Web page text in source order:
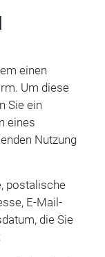
einen
Um diese
Sie ein
eines
Nutzung
postalische
E-Mail-
die Sie